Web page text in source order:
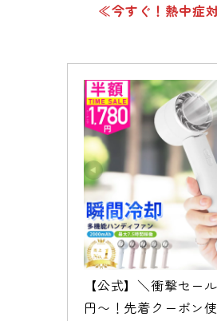
≪今すぐ！熱中症
【公式】＼衝撃セー
円〜！先着クーポン